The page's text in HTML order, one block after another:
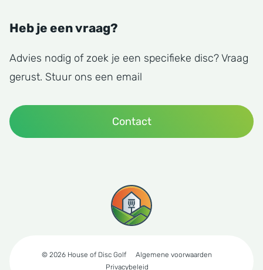
Heb je een vraag?
Advies nodig of zoek je een specifieke disc? Vraag
gerust. Stuur ons een email
Contact
© 2026 House of Disc Golf
Algemene voorwaarden
Privacybeleid